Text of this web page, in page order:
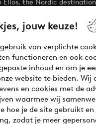
jouw keuze!
van verplichte
functioneren en ook
inhoud en om je
website te bieden. Wij
en cookies met de
waarmee wij
hoe je de site gebruikt
zodat je meer
Ellos, the Nordic
Your next inspiring
betalen - Nu betalen of
meer weten over onze